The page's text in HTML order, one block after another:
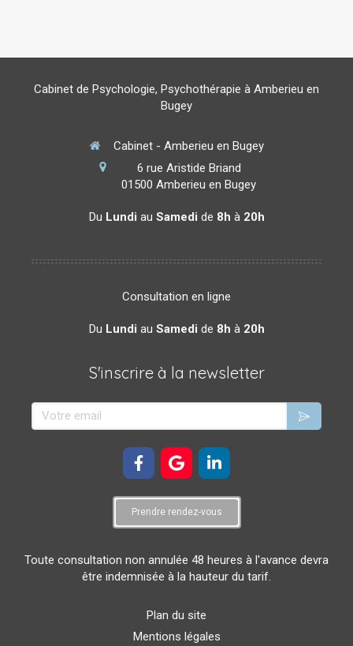
Cabinet de Psychologie, Psychothérapie à Amberieu en
Bugey
Cabinet - Amberieu en Bugey
6 rue Aristide Briand
01500 Amberieu en Bugey
Du Lundi au Samedi de 8h à 20h
Consultation en ligne
Du Lundi au Samedi de 8h à 20h
S'inscrire à la newsletter
Votre email
Prendre rendez-vous
Toute consultation non annulée 48 heures à l'avance devra
être indemnisée à la hauteur du tarif.
Plan du site
Mentions légales